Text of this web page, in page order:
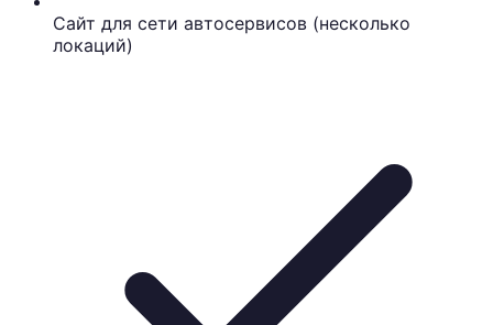
Сайт для сети автосервисов (несколько
локаций)